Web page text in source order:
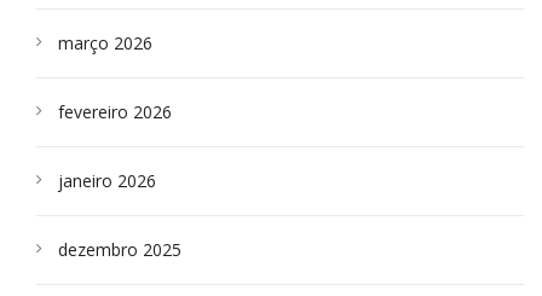
março 2026
fevereiro 2026
janeiro 2026
dezembro 2025